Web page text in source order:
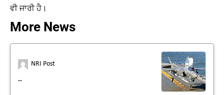
ਵੀ ਜਾਰੀ ਹੈ।
More News
NRI Post
..